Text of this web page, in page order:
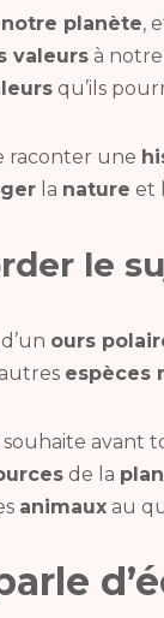
planète,
valeurs à
qu’ils
raconter une
la nature et
le
ours
espèces
souhaite avant
de la
animaux au